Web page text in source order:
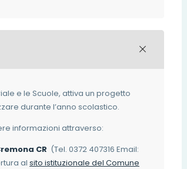
e le Scuole, attiva un progetto
durante l’anno scolastico.
informazioni attraverso:
CR (Tel. 0372 407316 Email:
al sito istituzionale del Comune